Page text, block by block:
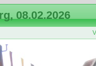
08.02.2026